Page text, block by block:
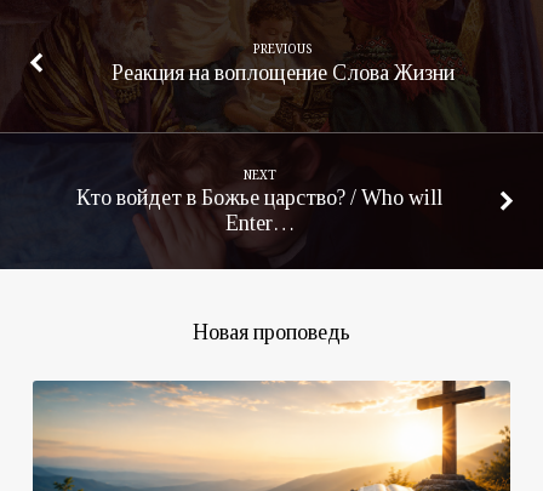
PREVIOUS
Реакция на воплощение Слова Жизни
NEXT
Кто войдет в Божье царство? / Who will
Enter…
Новая проповедь